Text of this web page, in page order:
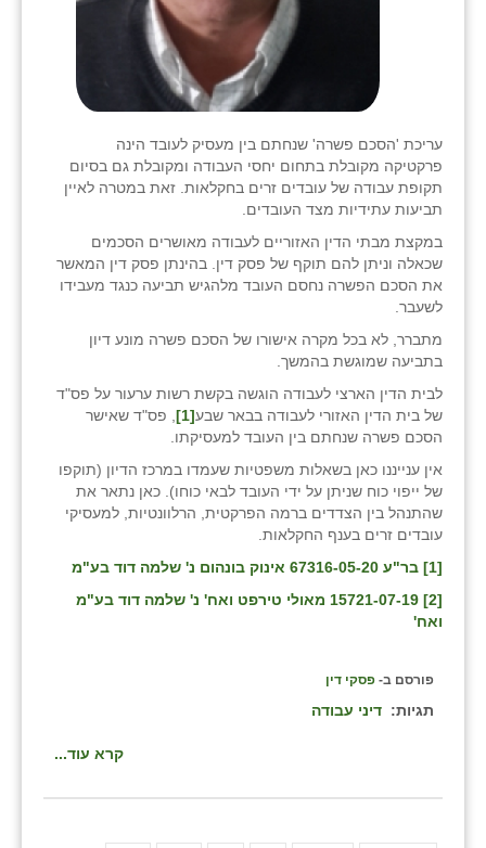
עריכת 'הסכם פשרה' שנחתם בין מעסיק לעובד הינה
פרקטיקה מקובלת בתחום יחסי העבודה ומקובלת גם בסיום
תקופת עבודה של עובדים זרים בחקלאות. זאת במטרה לאיין
תביעות עתידיות מצד העובדים.
במקצת מבתי הדין האזוריים לעבודה מאושרים הסכמים
שכאלה וניתן להם תוקף של פסק דין. בהינתן פסק דין המאשר
את הסכם הפשרה נחסם העובד מלהגיש תביעה כנגד מעבידו
לשעבר.
מתברר, לא בכל מקרה אישורו של הסכם פשרה מונע דיון
בתביעה שמוגשת בהמשך.
לבית הדין הארצי לעבודה הוגשה בקשת רשות ערעור על פס"ד
של בית הדין האזורי לעבודה בבאר שבע[1]
, פס"ד שאישר
הסכם פשרה שנחתם בין העובד למעסיקתו.
אין ענייננו כאן בשאלות משפטיות שעמדו במרכז הדיון (תוקפו
של ייפוי כוח שניתן על ידי העובד לבאי כוחו). כאן נתאר את
שהתנהל בין הצדדים ברמה הפרקטית, הרלוונטיות, למעסיקי
עובדים זרים בענף החקלאות.
[1]
בר"ע 67316-05-20 אינוק בונהום נ' שלמה דוד בע"מ
[2]
15721-07-19 מאולי טירפט ואח' נ' שלמה דוד בע"מ
ואח'
פורסם ב- פסקי דין
תגיות: דיני עבודה
קרא עוד...